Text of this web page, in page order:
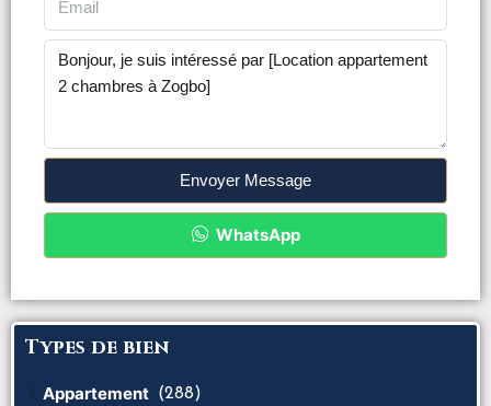
Envoyer Message
WhatsApp
Types de bien
Appartement (288)